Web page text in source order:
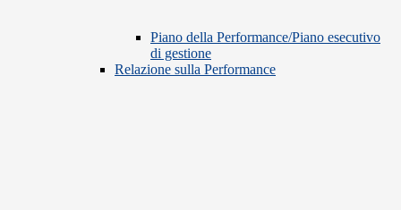
Piano della Performance/Piano esecutivo
di gestione
Relazione sulla Performance